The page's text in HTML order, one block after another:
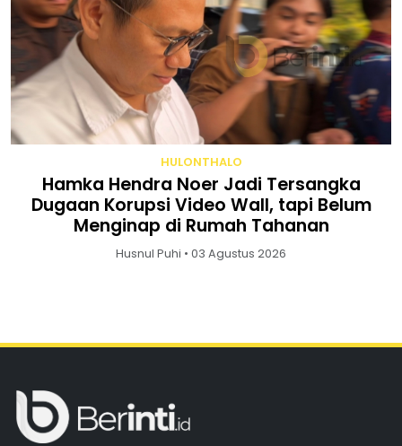
HULONTHALO
Hamka Hendra Noer Jadi Tersangka
Dugaan Korupsi Video Wall, tapi Belum
Menginap di Rumah Tahanan
Husnul Puhi • 03 Agustus 2026